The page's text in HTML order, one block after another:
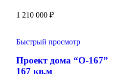
1 210 000 ₽
Быстрый просмотр
Проект дома “О-167”
167 кв.м